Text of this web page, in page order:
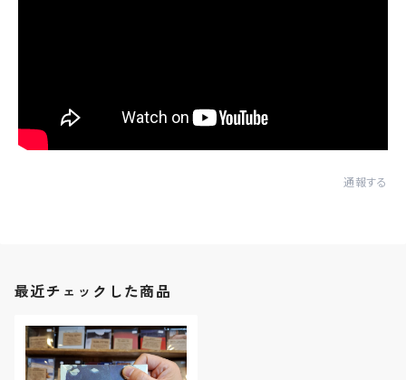
通報する
最近チェックした商品